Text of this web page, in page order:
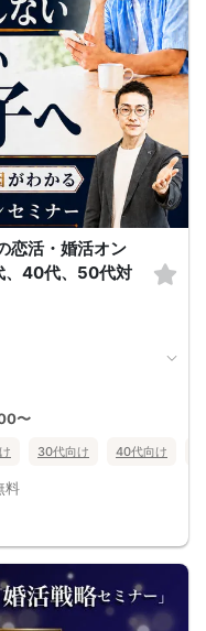
恋活・婚活オン
、40代、50代対
〜
30代向け 40代向け
料